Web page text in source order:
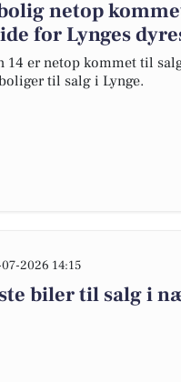
netop
for Lynges
14 er netop kommet til
til salg i Lynge.
2026 14:15
biler til salg i